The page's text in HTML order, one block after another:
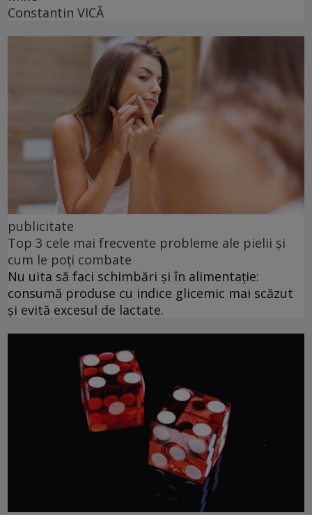
Constantin VICĂ
publicitate
Top 3 cele mai frecvente probleme ale pielii și
cum le poți combate
Nu uita să faci schimbări și în alimentație:
consumă produse cu indice glicemic mai scăzut
și evită excesul de lactate.